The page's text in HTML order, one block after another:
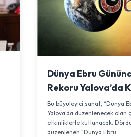
Dünya Ebru
Rekoru Yalova’da
Bu büyüleyici sanat, “Dünya
Yalova'da düzenlenecek olan
etkinliklerle kutlanacak.
düzenlenen “Dünya Ebru...